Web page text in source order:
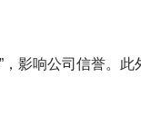
影响公司信誉。